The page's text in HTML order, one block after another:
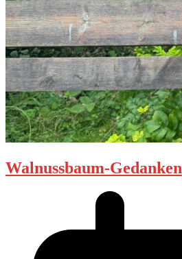
Walnussbaum-Gedanken